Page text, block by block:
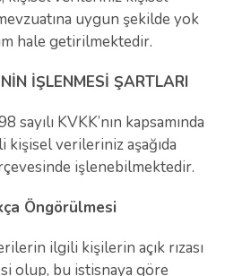
uygun şekilde yok
hale getirilmektedir.
İŞLENMESİ ŞARTLARI
KVKK’nın kapsamında
verileriniz aşağıda
işlenebilmektedir.
Öngörülmesi
ilgili kişilerin açık rızası
olup, bu istisnaya göre